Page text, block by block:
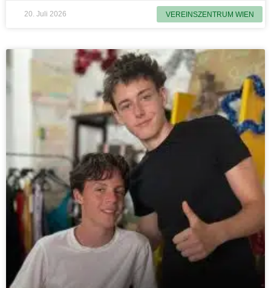
VEREINSZENTRUM WIEN
20. Juli 2026